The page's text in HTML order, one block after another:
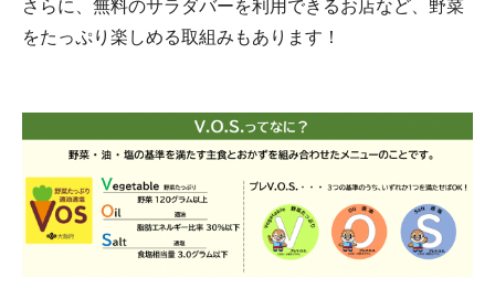
さらに、無料のサラダバーを利用できるお店など、野菜
をたっぷり楽しめる取組みもあります！